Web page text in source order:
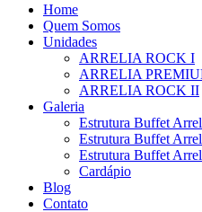
Home
Quem Somos
Unidades
ARRELIA ROCK I
ARRELIA
ARRELIA ROCK II
Galeria
Estrutura Buffet
Estrutura Buffet
Estrutura Buffet
Cardápio
Blog
Contato